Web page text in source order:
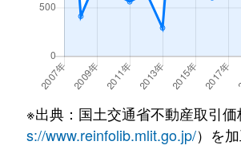
※出典：国土交通省不動産取引価
s://www.reinfolib.mlit.go.jp/）を